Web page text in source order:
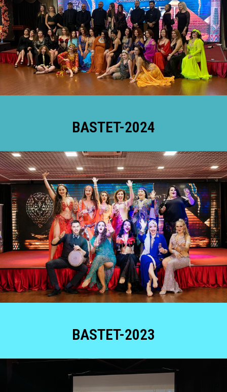
BASTET-2024
BASTET-2023